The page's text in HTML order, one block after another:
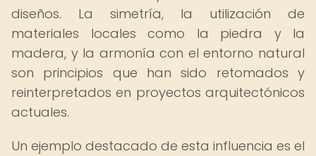
diseños. La simetría, la utilización de
materiales locales como la piedra y la
madera, y la armonía con el entorno natural
son principios que han sido retomados y
reinterpretados en proyectos arquitectónicos
actuales.
Un ejemplo destacado de esta influencia es el